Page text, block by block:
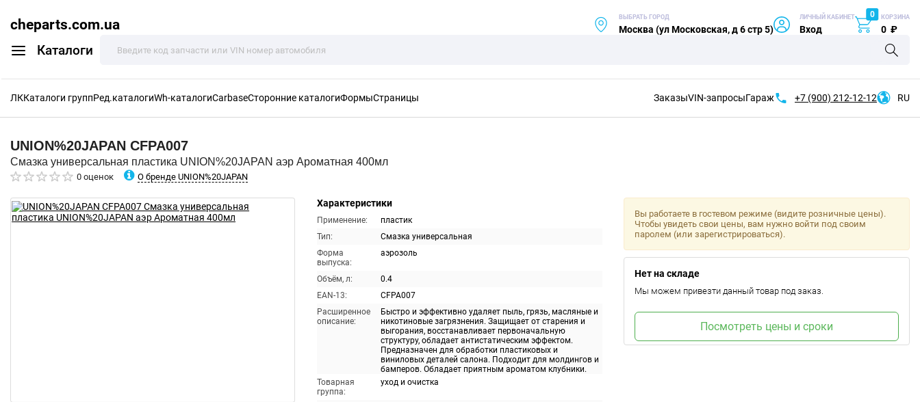
cheparts.com.ua
Каталоги
ВЫБРАТЬ ГОРОД
Москва (ул Московская, д 6 стр 5)
ЛИЧНЫЙ КАБИНЕТ
Вход
0 КОРЗИНА
0 ₽
ЛККаталоги группРед.каталогиWh-каталогиCarbaseСторонние каталогиФормыСтраницы ЗаказыVIN-запросыГараж +7 (900) 212-12-12 RU
UNION%20JAPAN CFPA007
Смазка универсальная пластика UNION%20JAPAN аэр Ароматная 400мл
0 оценок О бренде UNION%20JAPAN
Характеристики
Применение:
пластик
Тип:
Смазка универсальная
Форма
выпуска:
аэрозоль
Объём, л:
0.4
EAN-13:
CFPA007
Расширенное
описание:
Быстро и эффективно удаляет пыль, грязь, масляные и
никотиновые загрязнения. Защищает от старения и
выгорания, восстанавливает первоначальную
структуру, обладает антистатическим эффектом.
Предназначен для обработки пластиковых и
виниловых деталей салона. Подходит для молдингов и
бамперов. Обладает приятным ароматом клубники.
Товарная
группа:
уход и очистка
Вы работаете в гостевом режиме (видите розничные цены).
Чтобы увидеть свои цены, вам нужно войти под своим
паролем (или зарегистрироваться).
Нет на складе
Мы можем привезти данный товар под заказ.
Посмотреть цены и сроки